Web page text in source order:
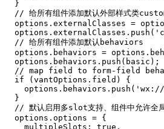
  }
// 给所有组件添加默认外部样式类
options.externalClasses =
  // 给所有组件添加默认behaviors
options.behaviors =
  options.behaviors.push(basic);
// map field to form-field
  if (vantOptions.field) {
  }
// 默认启用多slot支持、组件中允许全
  options.options = {
    multipleSlots: true,